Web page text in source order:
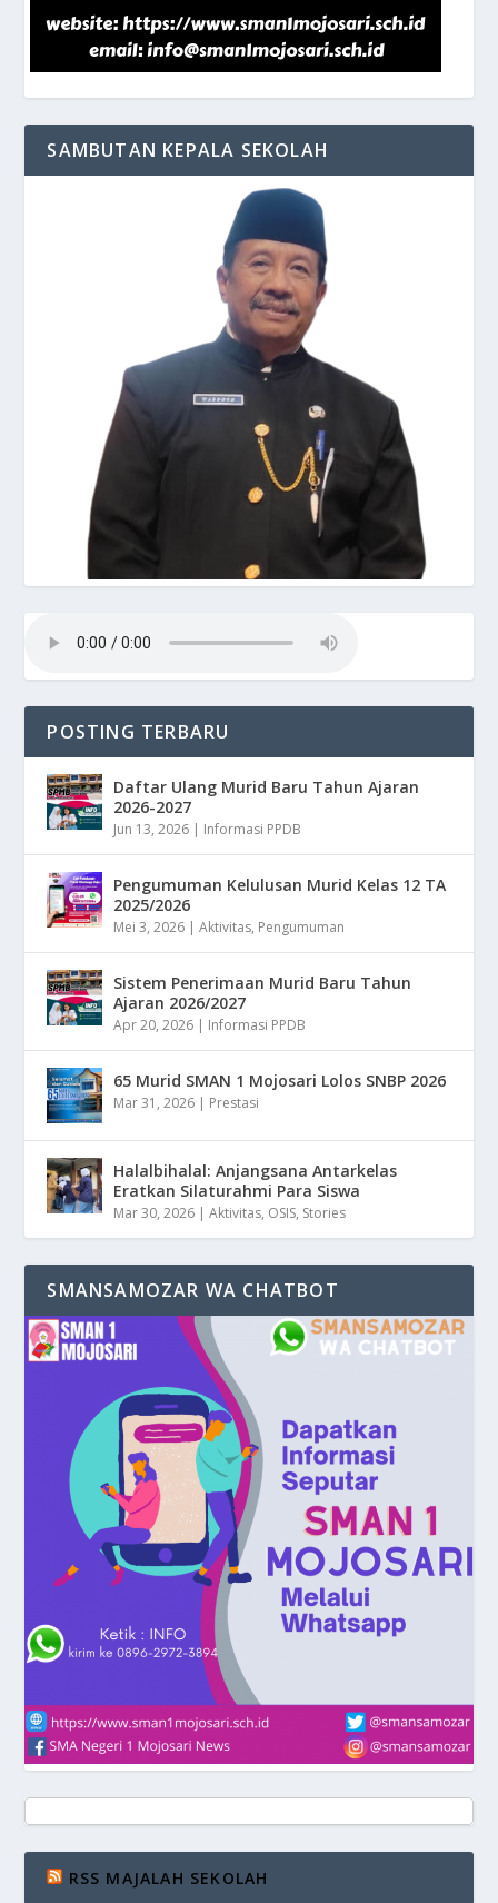
SAMBUTAN KEPALA SEKOLAH
POSTING TERBARU
Daftar Ulang Murid Baru Tahun Ajaran
2026-2027
Jun 13, 2026 | Informasi PPDB
Pengumuman Kelulusan Murid Kelas 12 TA
2025/2026
Mei 3, 2026 |Aktivitas, Pengumuman
Sistem Penerimaan Murid Baru Tahun
Ajaran 2026/2027
Apr 20, 2026 | Informasi PPDB
65 Murid SMAN 1 Mojosari Lolos SNBP 2026
Mar 31, 2026 | Prestasi
Halalbihalal: Anjangsana Antarkelas
Eratkan Silaturahmi Para Siswa
Mar 30, 2026 |Aktivitas, OSIS, Stories
SMANSAMOZAR WA CHATBOT
RSS MAJALAH SEKOLAH